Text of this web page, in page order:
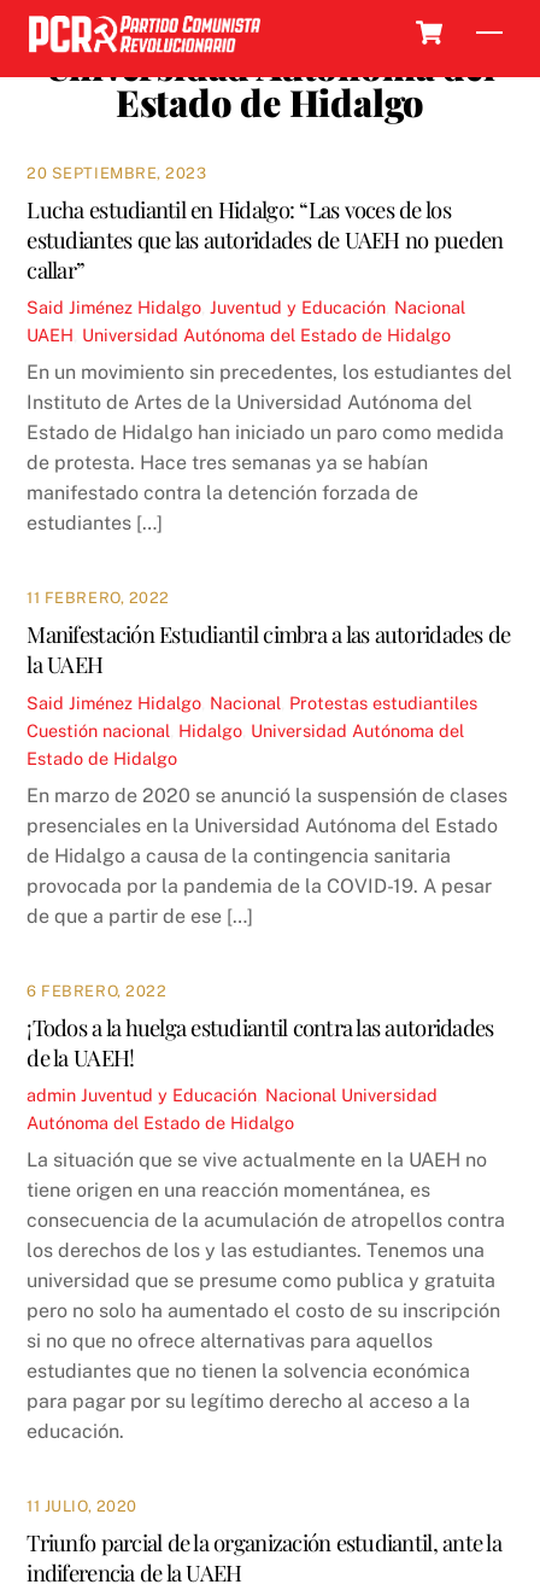
Skip
contentUniversidad Autónoma del
Estado de Hidalgo
20 SEPTIEMBRE, 2023
Lucha estudiantil en Hidalgo: “Las voces de los
estudiantes que las autoridades de UAEH no pueden
callar”
Said Jiménez Hidalgo ,Juventud y Educación Nacional
UAEH Universidad Autónoma del Estado de Hidalgo
En un movimiento sin precedentes, los estudiantes del
Instituto de Artes de la Universidad Autónoma del
Estado de Hidalgo han iniciado un paro como medida
de protesta. Hace tres semanas ya se habían
manifestado contra la detención forzada de
estudiantes […]
11 FEBRERO, 2022
Manifestación Estudiantil cimbra a las autoridades de
la UAEH
Said Jiménez Hidalgo Nacional Protestas estudiantiles
Cuestión nacional Hidalgo Universidad Autónoma del
Estado de Hidalgo
En marzo de 2020 se anunció la suspensión de clases
presenciales en la Universidad Autónoma del Estado
de Hidalgo a causa de la contingencia sanitaria
provocada por la pandemia de la COVID-19. A pesar
de que a partir de ese […]
6 FEBRERO, 2022
¡Todos a la huelga estudiantil contra las autoridades
de la UAEH!
admin Juventud y Educación Nacional Universidad
Autónoma del Estado de Hidalgo
La situación que se vive actualmente en la UAEH no
tiene origen en una reacción momentánea, es
consecuencia de la acumulación de atropellos contra
los derechos de los y las estudiantes. Tenemos una
universidad que se presume como publica y gratuita
pero no solo ha aumentado el costo de su inscripción
si no que no ofrece alternativas para aquellos
estudiantes que no tienen la solvencia económica
para pagar por su legítimo derecho al acceso a la
educación.
11 JULIO, 2020
Triunfo parcial de la organización estudiantil, ante la
indiferencia de la UAEH